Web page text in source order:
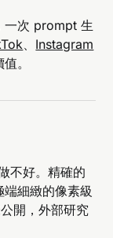
一次 prompt 生
、 Instagram
。
不好。精確的
細緻的像素級
開，外部研究